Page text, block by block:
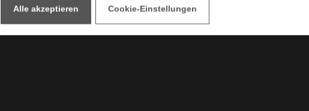
Alle akzeptieren Cookie-Einstellungen